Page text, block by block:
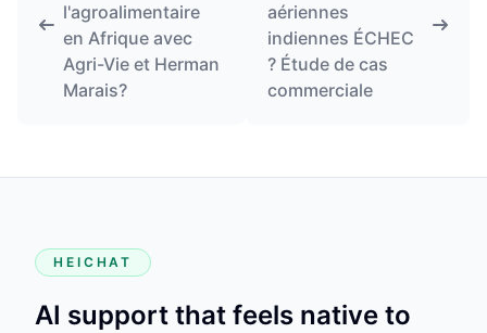
l'agroalimentaire
en Afrique avec
Agri-Vie et Herman
Marais?
aériennes
indiennes ÉCHEC
? Étude de cas
commerciale
HEICHAT
AI support that feels native to